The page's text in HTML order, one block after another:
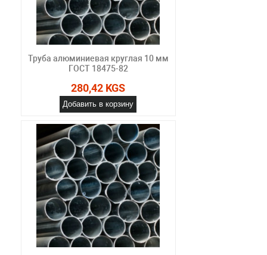
Труба алюминиевая круглая 10 мм
ГОСТ 18475-82
280,42 KGS
Добавить в корзину